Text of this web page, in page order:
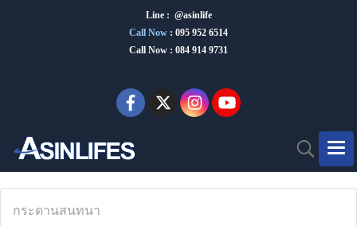
Line : @asinlife
Call Now : 095 952 6514
Call Now : 084 914 9731
กระดานสนทนา